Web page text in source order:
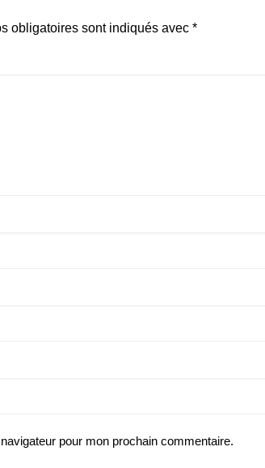
obligatoires sont indiqués avec *
pour mon prochain commentaire.